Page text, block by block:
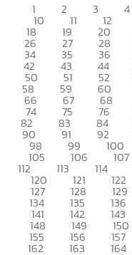
1 2 3 4
10 11 12
18 19 20
26 27 28
34 35 36
42 43 44
50 51 52
58 59 60
66 67 68
74 75 76
82 83 84
90 91 92
98 99 100
105 106 107
112 113 114
120 121 122
127 128 129
134 135 136
141 142 143
148 149 150
155 156 157
162 163 164